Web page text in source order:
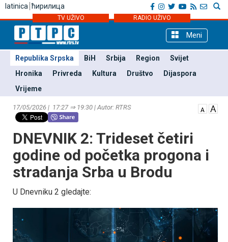
latinica ћирилица
TV UŽIVO RADIO UŽIVO
Meni
Republika Srpska BiH Srbija Region
Svijet
Hronika
Privreda Kultura Društvo
Dijaspora
Vrijeme
17/05/2026 | 17:27 ⇒ 19:30 | Autor: RTRS
DNEVNIK 2: Trideset četiri
godine od početka progona i
stradanja Srba u Brodu
U Dnevniku 2 gledajte: